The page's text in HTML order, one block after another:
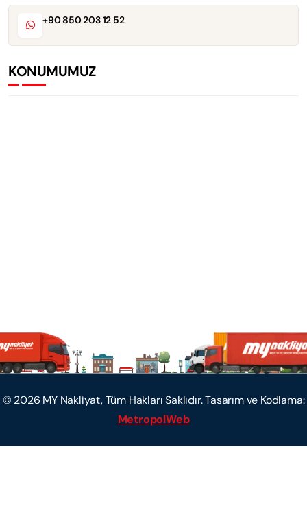
+90 850 203 12 52
KONUMUMUZ
© 2026 MY Nakliyat, Tüm Hakları Saklıdır. Tasarım ve Kodlama:
MetropolWeb